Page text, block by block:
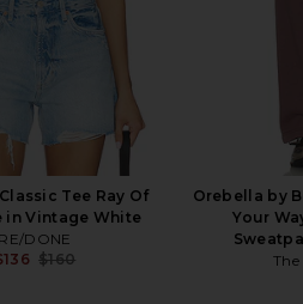
Tee Ray Of
in Vintage White
RE/DONE
$160
Orebella by
Your